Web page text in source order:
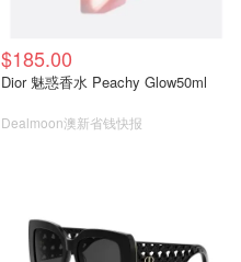
$185.00
Dior 魅惑香水 Peachy Glow50ml
Dealmoon澳新省钱快报